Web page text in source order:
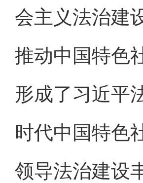
会主义法治建
推动中国特色
形成了习近平
时代中国特色
领导法治建设